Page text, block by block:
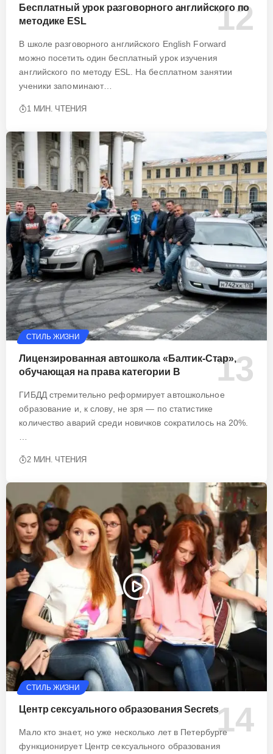
Бесплатный урок разговорного английского по
методике ESL
В школе разговорного английского English Forward
можно посетить один бесплатный урок изучения
английского по методу ESL. На бесплатном занятии
ученики запоминают…
1 МИН. ЧТЕНИЯ
СТИЛЬ ЖИЗНИ
Лицензированная автошкола «Балтик-Стар»,
обучающая на права категории B
ГИБДД стремительно реформирует автошкольное
образование и, к слову, не зря — по статистике
количество аварий среди новичков сократилось на 20%.
2 МИН. ЧТЕНИЯ
СТИЛЬ ЖИЗНИ
Центр сексуального образования Secrets
Мало кто знает, но уже несколько лет в Петербурге
функционирует Центр сексуального образования